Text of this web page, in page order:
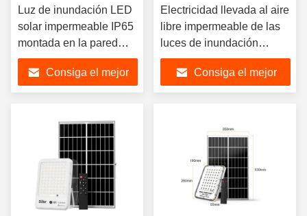
Luz de inundación LED
solar impermeable IP65
montada en la pared
blanca
Consiga el mejor
Electricidad llevada al aire
libre impermeable de las
luces de inundación
1200LM del CCTV Ip66 de
WIFI gratisConsiga el mejor